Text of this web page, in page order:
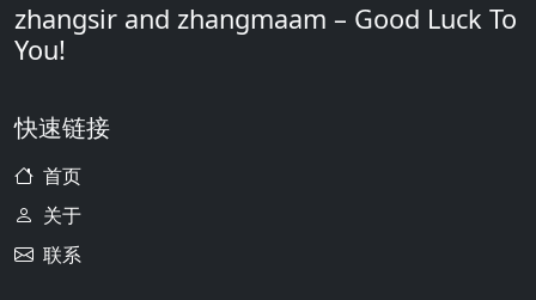
zhangsir and zhangmaam – Good Luck To
You!
快速链接
首页
关于
联系